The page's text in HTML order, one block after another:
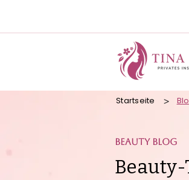
Startseite >
BEAUTY BLOG
Beauty-